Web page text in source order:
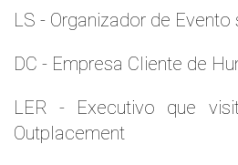
LS - Organizador de Evento
DC - Empresa Cliente de
LER - Executivo que
Outplacement